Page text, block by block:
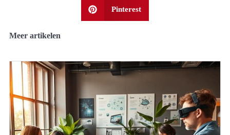
Pinterest
Meer artikelen